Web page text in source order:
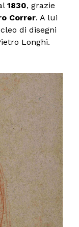
1830, grazie
Correr. A lui
di disegni
Longhi.